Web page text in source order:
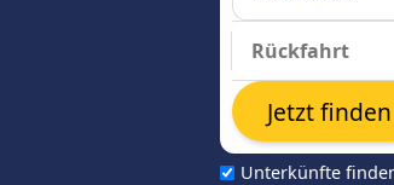
Unterkünfte
Jetzt finden